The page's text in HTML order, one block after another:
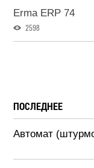
Erma ERP 74
2598
ПОСЛЕДНЕЕ
Автомат